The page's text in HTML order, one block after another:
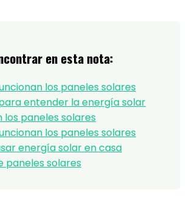
en esta nota:
los paneles solares
entender la energía solar
los paneles solares
los paneles solares
energía solar en casa
paneles solares